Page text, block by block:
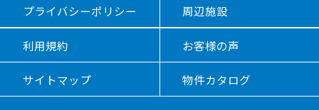
プライバシーポリシー 周辺施設
利用規約 お客様の声
サイトマップ 物件カタログ